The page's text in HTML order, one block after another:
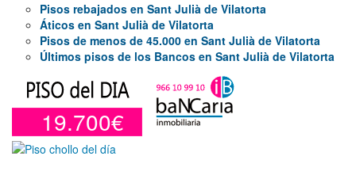
Pisos rebajados en Sant Julià de Vilatorta
Áticos en Sant Julià de Vilatorta
Pisos de menos de 45.000 en Sant Julià de Vilatorta
Últimos pisos de los Bancos en Sant Julià de Vilatorta
19.700€